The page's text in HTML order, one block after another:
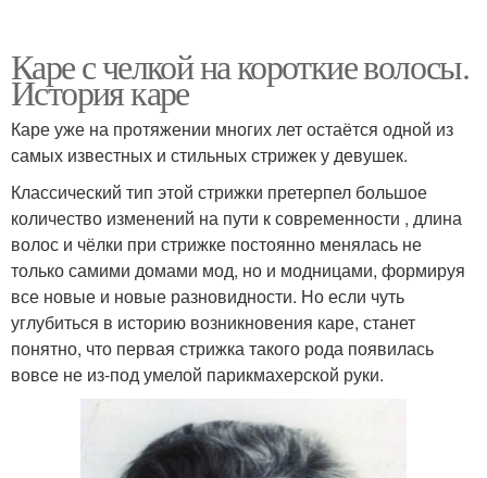
Каре с челкой на короткие волосы.
История каре
Каре уже на протяжении многих лет остаётся одной из
самых известных и стильных стрижек у девушек.
Классический тип этой стрижки претерпел большое
количество изменений на пути к современности , длина
волос и чёлки при стрижке постоянно менялась не
только самими домами мод, но и модницами, формируя
все новые и новые разновидности. Но если чуть
углубиться в историю возникновения каре, станет
понятно, что первая стрижка такого рода появилась
вовсе не из-под умелой парикмахерской руки.